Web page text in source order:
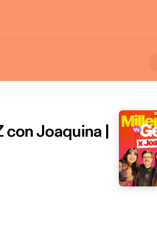
con Joaquina |